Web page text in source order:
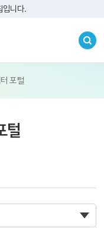
입니다.
포털
털